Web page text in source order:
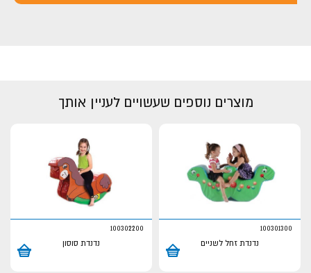
מוצרים נוספים שעשויים לעניין אותך
100301300
נדנדת זחל לשניים
100302200
נדנדת סוסון